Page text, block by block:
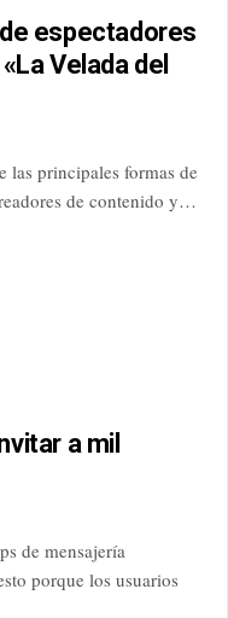
espectadores
Velada del
las principales formas de
de contenido y…
a mil
de mensajería
porque los usuarios